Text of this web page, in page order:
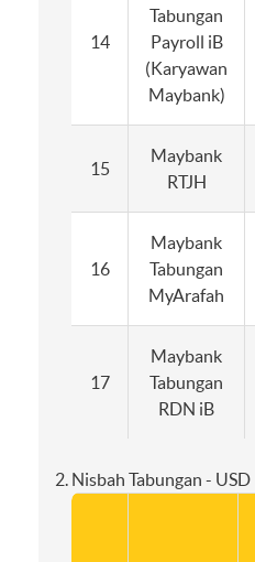
14
Tabungan
Payroll iB
(Karyawan
Maybank)
15
Maybank
RTJH
16
Maybank
Tabungan
MyArafah
17
Maybank
Tabungan
RDN iB
Nisbah Tabungan - USD